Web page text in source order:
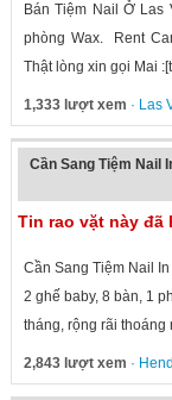
Bán Tiệm Nail Ở Las
phòng Wax. Rent
Thật lòng xin gọi Mai
1,333 lượt xem · Las
Cần Sang Tiệm Nail
Tin rao vặt này đã
Cần Sang Tiệm Nail
2 ghế baby, 8 bàn, 1
tháng, rộng rãi thoáng
2,843 lượt xem ·